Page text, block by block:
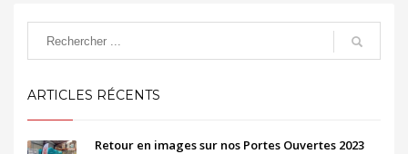
ARTICLES RÉCENTS
Retour en images sur nos Portes Ouvertes 2023